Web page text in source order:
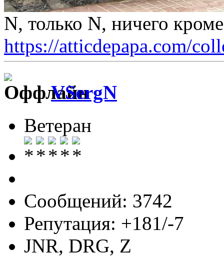
N, только N, ничего
https://atticdepapa.com/
VSergN
Ветеран
Сообщений: 3742
Репутация: +181/-7
JNR, DRG, Z